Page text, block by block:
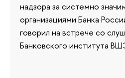
надзора за системно
организациями Банка
говорил на встрече со
Банковского института